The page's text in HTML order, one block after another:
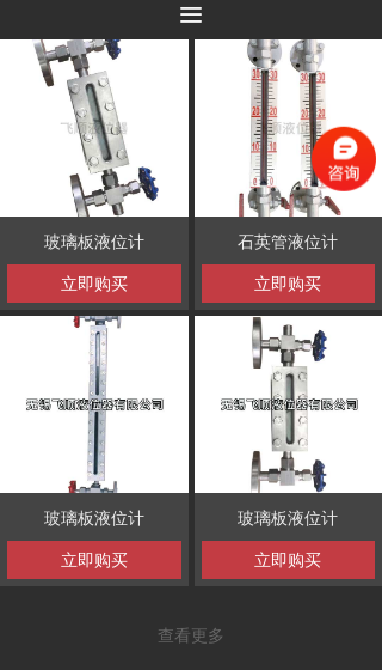
끀
玻璃板液位计
立即购买
石英管液位计
立即购买
玻璃板液位计
立即购买
玻璃板液位计
立即购买
查看更多